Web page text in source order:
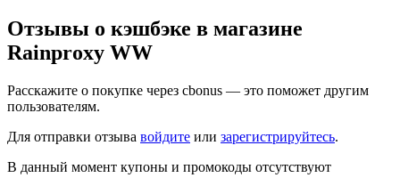
Отзывы о кэшбэке в магазине
Rainproxy WW
Расскажите о покупке через cbonus — это поможет другим
пользователям.
Для отправки отзыва войдите или зарегистрируйтесь.
В данный момент купоны и промокоды отсутствуют